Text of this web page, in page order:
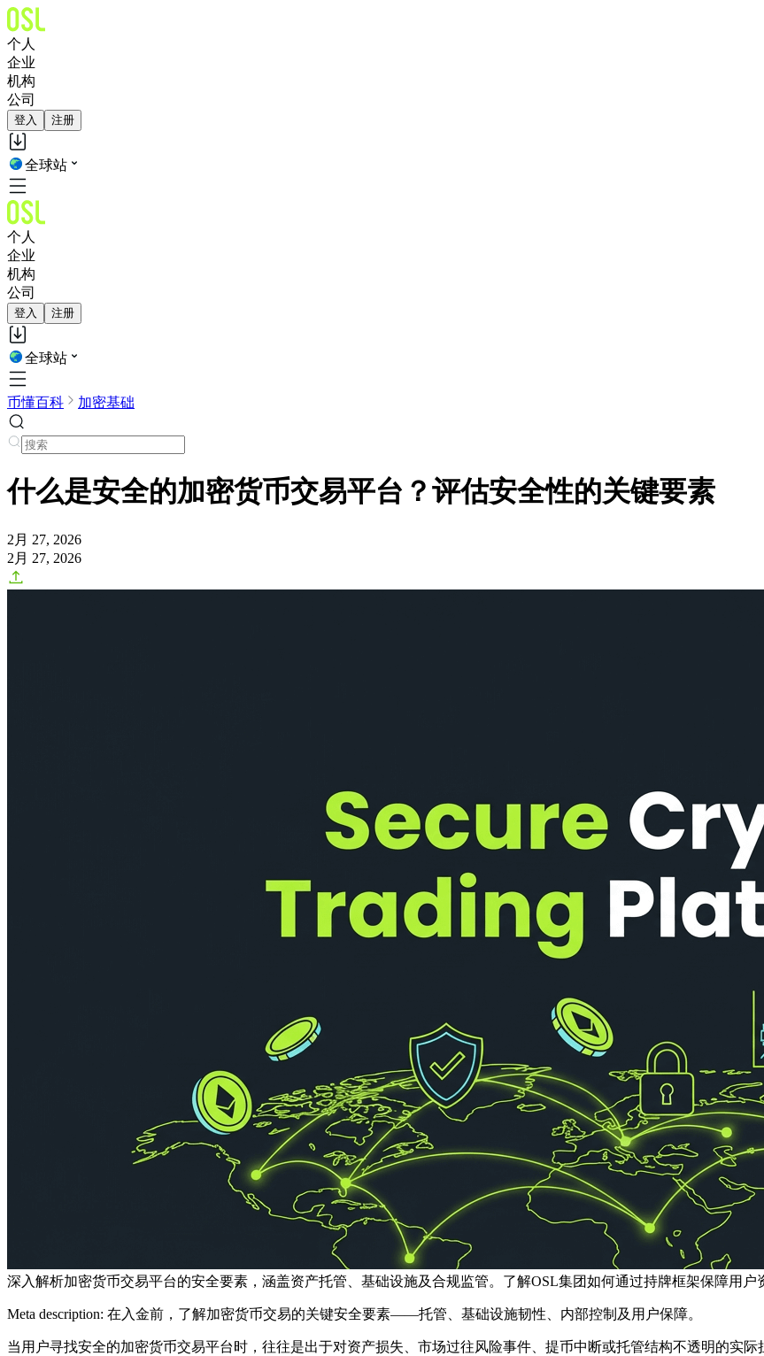
个人
企业
机构
公司
登入 注册
全球站
个人
企业
机构
公司
登入 注册
全球站
币懂百科 加密基础
什么是安全的加密货币交易平台？评估安全性的关键要素
2月 27, 2026
2月 27, 2026
深入解析加密货币交易平台的安全要素，涵盖资产托管、基础设施及合规监管。了解OSL集团如何通过持牌框架保障用户
Meta description: 在入金前，了解加密货币交易的关键安全要素——托管、基础设施韧性、内部控制及用户保障。
当用户寻找安全的加密货币交易平台时，往往是出于对资产损失、市场过往风险事件、提币中断或托管结构不透明的实